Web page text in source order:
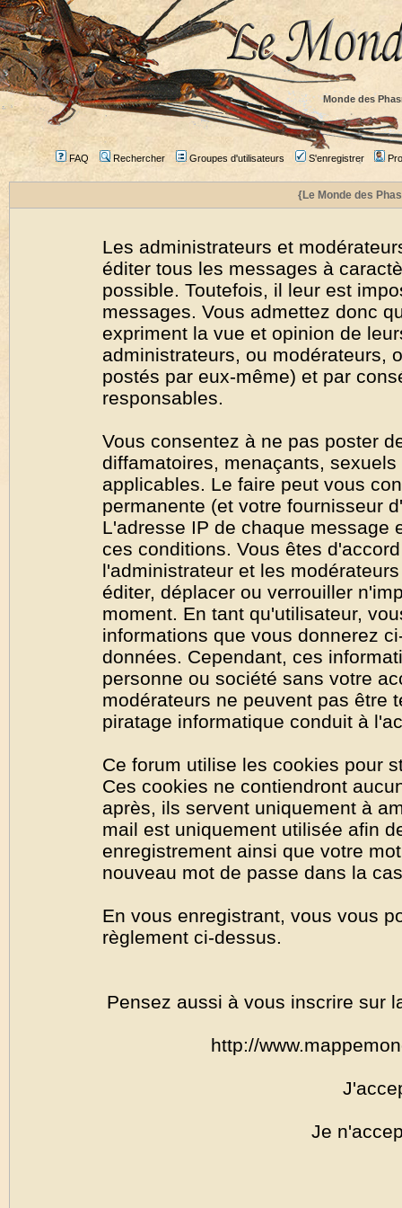
Monde des
FAQ Rechercher Groupes d'utilisateurs S'enregistrer
{Le Monde des
Les administrateurs et
éditer tous les messages à
possible. Toutefois, il leur est
messages. Vous admettez donc
expriment la vue et opinion de
administrateurs, ou modérateurs,
postés par eux-même) et par
responsables.
Vous consentez à ne pas poster
diffamatoires, menaçants,
applicables. Le faire peut vous
permanente (et votre fournisseur
L'adresse IP de chaque message
ces conditions. Vous êtes
l'administrateur et les
éditer, déplacer ou verrouiller
moment. En tant qu'utilisateur,
informations que vous donnerez
données. Cependant, ces
personne ou société sans votre
modérateurs ne peuvent pas être
piratage informatique conduit à
Ce forum utilise les cookies pour
Ces cookies ne contiendront
après, ils servent uniquement à
mail est uniquement utilisée afin
enregistrement ainsi que votre
nouveau mot de passe dans la
En vous enregistrant, vous vous
règlement ci-dessus.
Pensez aussi à vous inscrire sur
http://
Je